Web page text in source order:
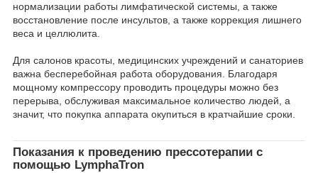
нормализации работы лимфатической системы, а также
восстановление после инсультов, а также коррекция лишнего
веса и целлюлита.
Для салонов красоты, медицинских учреждений и санаториев
важна бесперебойная работа оборудования. Благодаря
мощному компрессору проводить процедуры можно без
перерыва, обслуживая максимальное количество людей, а
значит, что покупка аппарата окупиться в кратчайшие сроки.
Показания к проведению прессотерапии с
помощью LymphaTron